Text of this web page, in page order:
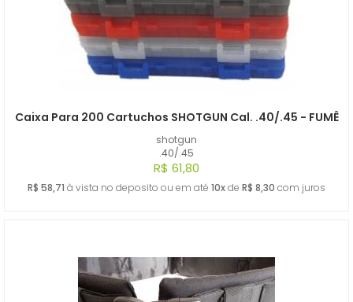
shotgun
.40/.45
Caixa Para 200 Cartuchos SHOTGUN Cal. .40/.45 - FUMÊ
R$ 61,80
R$ 58,71 à vista no deposito ou em até 10xde R$ 8,30 com juros